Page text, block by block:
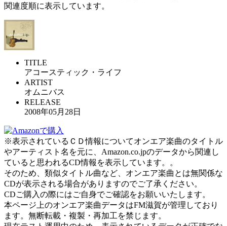
関連度順に表示しています。
TITLE
アコースティック・ライフ
ARTIST
オムニバス
RELEASE
2008年05月28日
※表示されているＣＤ情報についてオンエア楽曲のタイトル
やアーティスト名を元に、Amazon.co.jpのデータから関連し
ていると思われるCD情報を表示しています。。
そのため、類似タイトル曲など、オンエア楽曲とは無関係な
CDが表示される場合がありますのでご了承ください。
CDご購入の際にはご自身でご確認をお願いいたします。
本ページ上のオンエア楽曲データはFM滋賀が管理しており
ます。無断転載・複製・再加工を禁じます。